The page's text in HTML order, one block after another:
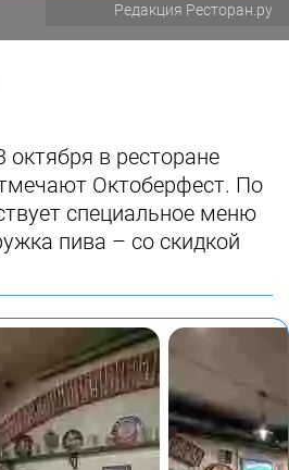
Редакция Ресторан.ру
октября в ресторане
Октоберфест. По
специальное меню
пива – со скидкой